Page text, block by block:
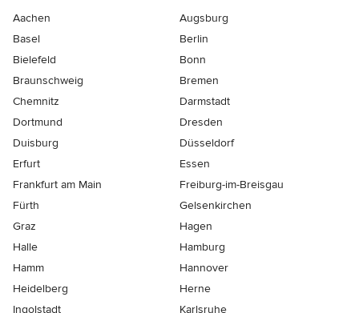
Aachen
Augsburg
Basel
Berlin
Bielefeld
Bonn
Braunschweig
Bremen
Chemnitz
Darmstadt
Dortmund
Dresden
Duisburg
Düsseldorf
Erfurt
Essen
Frankfurt am Main
Freiburg-im-Breisgau
Fürth
Gelsenkirchen
Graz
Hagen
Halle
Hamburg
Hamm
Hannover
Heidelberg
Herne
Ingolstadt
Karlsruhe